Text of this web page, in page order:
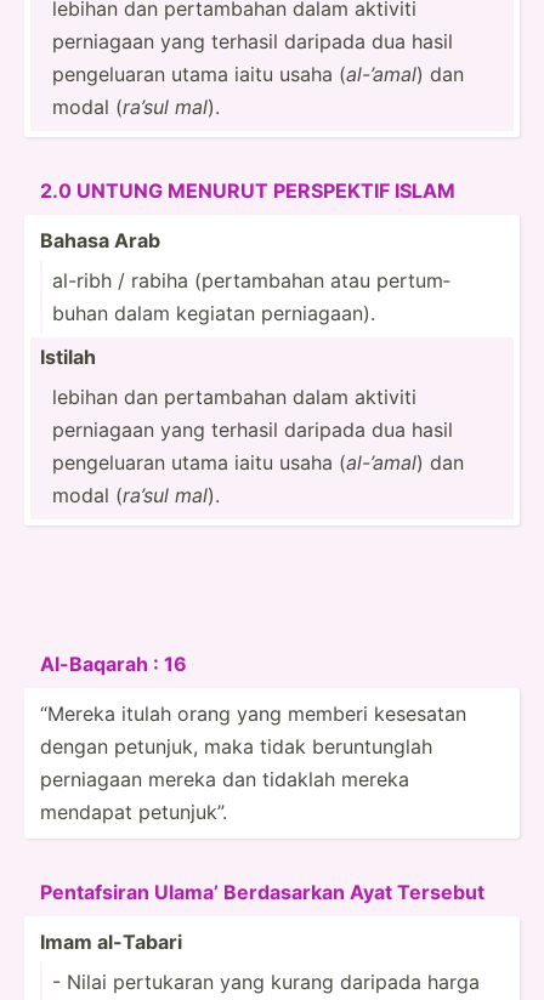
lebihan dan pertam­bahan dalam aktiviti
perniagaan yang terhasil daripada dua hasil
pengel­uaran utama iaitu usaha (al-’amal) dan
modal (ra’sul mal).
2.0 UNTUNG MENURUT PERSPEKTIF ISLAM
Bahasa Arab
al-ribh / rabiha (perta­mbahan atau pertum­
buhan dalam kegiatan pernia­gaan).
Istilah
lebihan dan pertam­bahan dalam aktiviti
perniagaan yang terhasil daripada dua hasil
pengel­uaran utama iaitu usaha (al-’amal) dan
modal (ra’sul mal).
Al-Baqarah : 16
“Mereka itulah orang yang memberi kesesatan
dengan petunjuk, maka tidak berunt­unglah
perniagaan mereka dan tidaklah mereka
mendapat petunjuk”.
Pentaf­siran Ulama’ Berdas­arkan Ayat Tersebut
Imam al-Tabari
- Nilai pertukaran yang kurang daripada harga